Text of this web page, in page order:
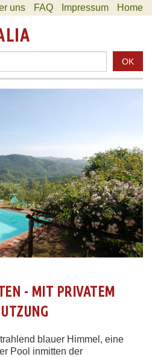
uns FAQ Impressum Home
OK
- MIT PRIVATEM
blauer Himmel, eine
Pool inmitten der